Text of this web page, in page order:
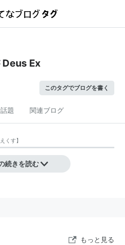
Deus Ex
このタグでブログを書く
題 関連ブログ
くす】
続きを読む
もっと見る